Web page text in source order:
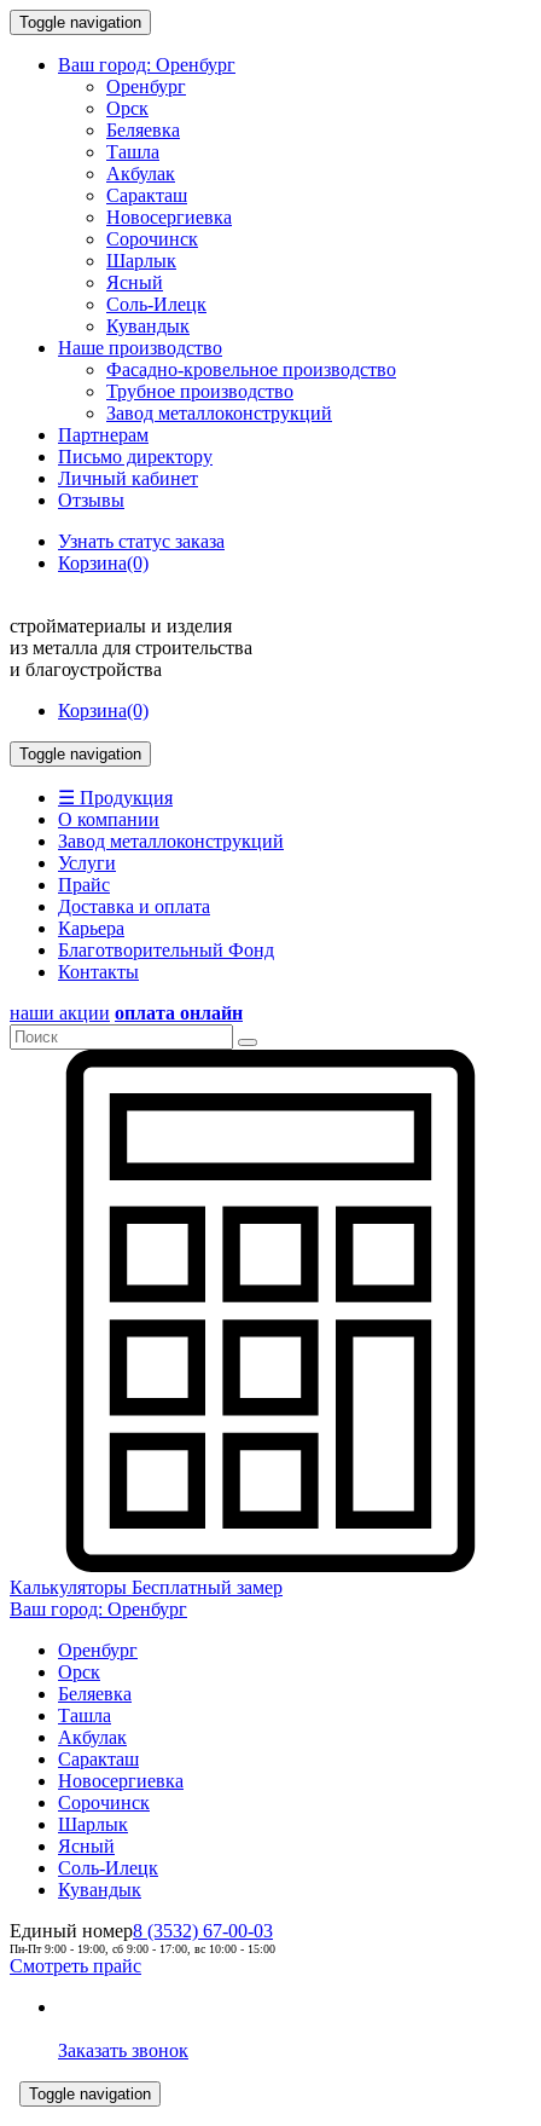
Toggle navigation
Ваш город: Оренбург
Оренбург
Орск
Беляевка
Ташла
Акбулак
Саракташ
Новосергиевка
Сорочинск
Шарлык
Ясный
Соль-Илецк
Кувандык
Наше производство
Фасадно-кровельное производство
Трубное производство
Завод металлоконструкций
Партнерам
Письмо директору
Личный кабинет
Отзывы
Узнать статус заказа
Корзина(0)
стройматериалы и изделия
из металла для строительства
и благоустройства
Корзина(0)
Toggle navigation
☰ Продукция
О компании
Завод металлоконструкций
Услуги
Прайс
Доставка и оплата
Карьера
Благотворительный Фонд
Контакты
наши акции оплата онлайн
Калькуляторы Бесплатный замер
Ваш город: Оренбург
Оренбург
Орск
Беляевка
Ташла
Акбулак
Саракташ
Новосергиевка
Сорочинск
Шарлык
Ясный
Соль-Илецк
Кувандык
Единый номер8 (3532) 67-00-03
Пн-Пт 9:00 - 19:00, сб 9:00 - 17:00, вс 10:00 - 15:00
Смотреть прайс
Заказать звонок
Toggle navigation